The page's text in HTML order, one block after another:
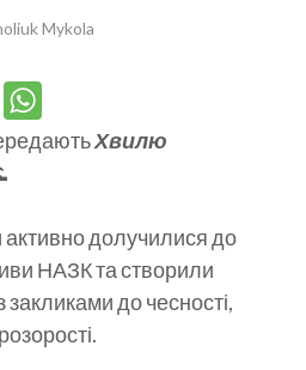
Mykola
Хвилю
активно долучилися до
НАЗК та створили
до чесності,